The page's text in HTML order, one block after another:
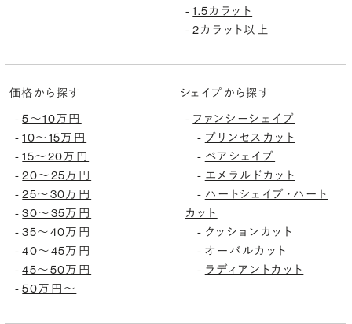
-1.5カラット
-2カラット以上
価格から探す
-5〜10万円
-10〜15万円
-15〜20万円
-20〜25万円
-25〜30万円
-30〜35万円
-35〜40万円
-40〜45万円
-45〜50万円
-50万円〜
シェイプから探す
- ファンシーシェイプ
- プリンセスカット
- ペアシェイプ
- エメラルドカット
- ハートシェイプ・ハート
カット
- クッションカット
- オーバルカット
- ラディアントカット